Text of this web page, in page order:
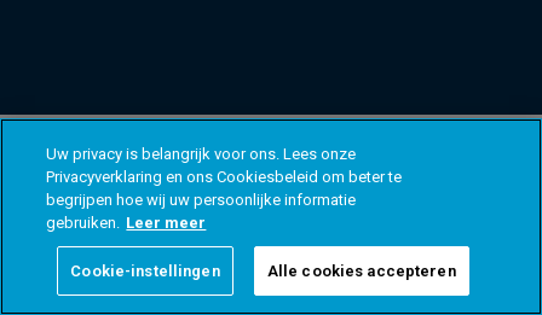
Uw privacy is belangrijk voor ons. Lees onze
Privacyverklaring en ons Cookiesbeleid om beter te
begrijpen hoe wij uw persoonlijke informatie
gebruiken. Leer meer
Cookie-instellingen Alle cookies accepteren